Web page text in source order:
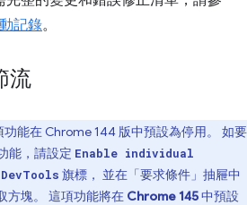
記錄。
流
能在 Chrome 144 版中預設為停用。 如要
能，請設定 Enable individual
旗標， 並在「要求條件」 抽屜中
方塊。 這項功能將在 Chrome 145中預設